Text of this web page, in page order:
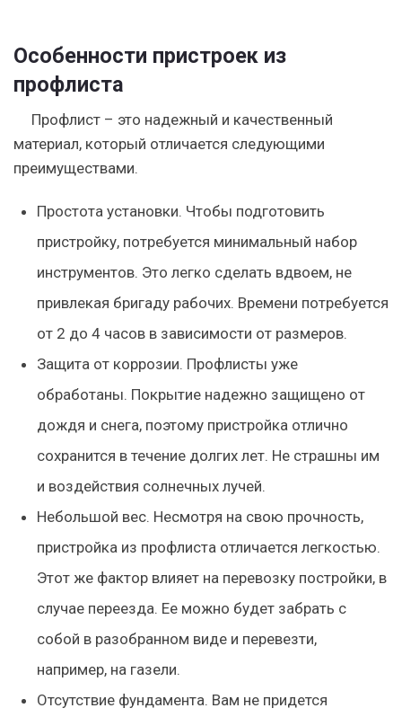
Особенности пристроек из
профлиста
Профлист – это надежный и качественный
материал, который отличается следующими
преимуществами.
Простота установки. Чтобы подготовить
пристройку, потребуется минимальный набор
инструментов. Это легко сделать вдвоем, не
привлекая бригаду рабочих. Времени потребуется
от 2 до 4 часов в зависимости от размеров.
Защита от коррозии. Профлисты уже
обработаны. Покрытие надежно защищено от
дождя и снега, поэтому пристройка отлично
сохранится в течение долгих лет. Не страшны им
и воздействия солнечных лучей.
Небольшой вес. Несмотря на свою прочность,
пристройка из профлиста отличается легкостью.
Этот же фактор влияет на перевозку постройки, в
случае переезда. Ее можно будет забрать с
собой в разобранном виде и перевезти,
например, на газели.
Отсутствие фундамента. Вам не придется